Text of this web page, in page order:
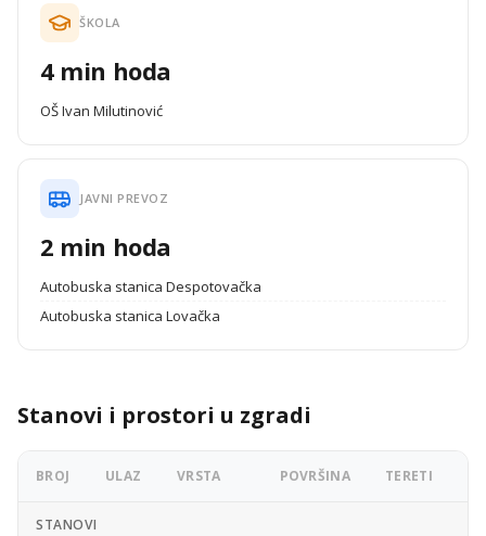
ŠKOLA
4 min hoda
OŠ Ivan Milutinović
JAVNI PREVOZ
2 min hoda
Autobuska stanica Despotovačka
Autobuska stanica Lovačka
Stanovi i prostori u zgradi
BROJ ULAZ VRSTA POVRŠINA TERETI
STANOVI